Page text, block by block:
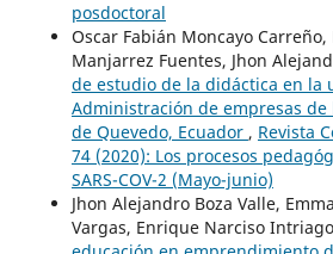
posdoctoral
Oscar Fabián Moncayo
Manjarrez Fuentes, Jhon
de estudio de la didáctica en la
Administración de empresas de
de Quevedo, Ecuador , Revista
74 (2020): Los procesos
SARS-COV-2 (Mayo-junio)
Jhon Alejandro Boza Valle,
Vargas, Enrique Narciso